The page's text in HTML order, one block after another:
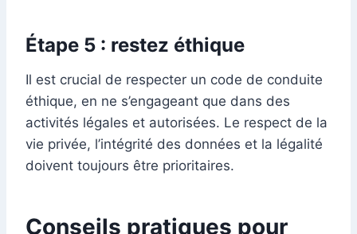
Étape 5 : restez éthique
Il est crucial de respecter un code de conduite
éthique, en ne s’engageant que dans des
activités légales et autorisées. Le respect de la
vie privée, l’intégrité des données et la légalité
doivent toujours être prioritaires.
Conseils pratiques pour